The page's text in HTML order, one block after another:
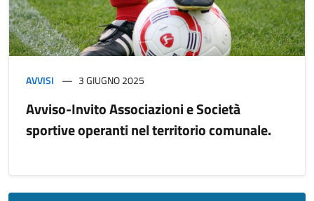
AVVISI 3 GIUGNO 2025
Avviso-Invito Associazioni e Società
sportive operanti nel territorio comunale.